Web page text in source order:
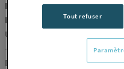
MURAL - Gamme Perfera -
N(9)/RXM-N - Bluevolution
Unité intérieure - ftxm-r -
-
DAIKIN [FTXM71R]
Tout refuser